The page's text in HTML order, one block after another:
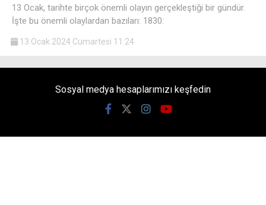
13 Ocak, tarihte birçok önemli olayın gerçekleştiği bir gündür.
İşte bu önemli olaylardan bazıları: 1830:
13 Ocak 2024 Cumartesi 11:24
Sosyal medya hesaplarımızı keşfedin